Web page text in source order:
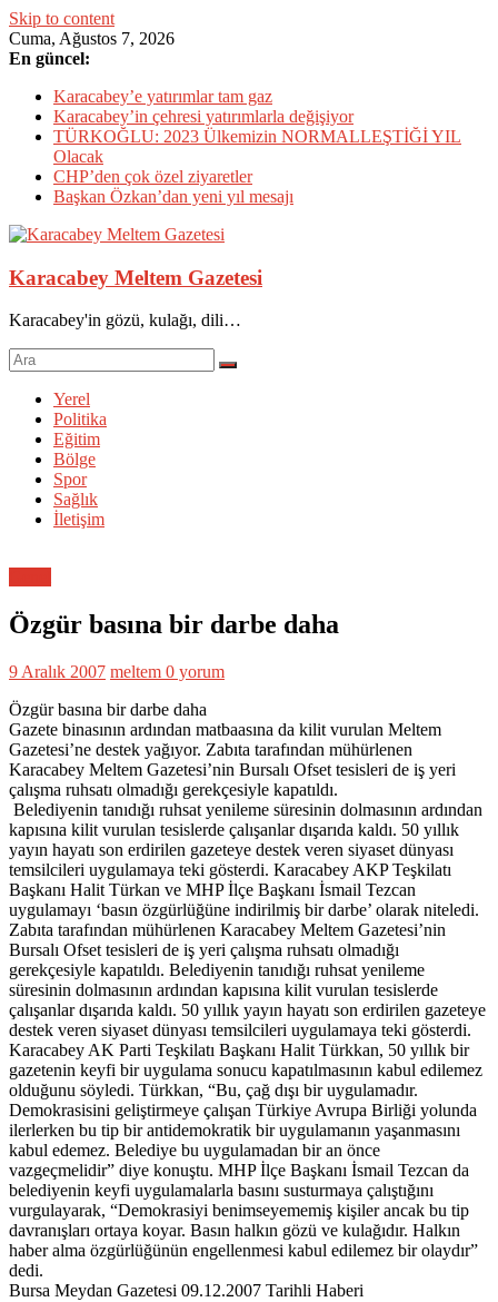
Skip to content
Cuma, Ağustos 7, 2026
En güncel:
Karacabey’e yatırımlar tam gaz
Karacabey’in çehresi yatırımlarla değişiyor
TÜRKOĞLU: 2023 Ülkemizin NORMALLEŞTİĞİ YIL
Olacak
CHP’den çok özel ziyaretler
Başkan Özkan’dan yeni yıl mesajı
Karacabey Meltem Gazetesi
Karacabey'in gözü, kulağı, dili…
Yerel
Politika
Eğitim
Bölge
Spor
Sağlık
İletişim
Özgür basına bir darbe daha
9 Aralık 2007 meltem 0 yorum
Özgür basına bir darbe daha
Gazete binasının ardından matbaasına da kilit vurulan Meltem
Gazetesi’ne destek yağıyor. Zabıta tarafından mühürlenen
Karacabey Meltem Gazetesi’nin Bursalı Ofset tesisleri de iş yeri
çalışma ruhsatı olmadığı gerekçesiyle kapatıldı.
Belediyenin tanıdığı ruhsat yenileme süresinin dolmasının ardından
kapısına kilit vurulan tesislerde çalışanlar dışarıda kaldı. 50 yıllık
yayın hayatı son erdirilen gazeteye destek veren siyaset dünyası
temsilcileri uygulamaya teki gösterdi. Karacabey AKP Teşkilatı
Başkanı Halit Türkan ve MHP İlçe Başkanı İsmail Tezcan
uygulamayı ‘basın özgürlüğüne indirilmiş bir darbe’ olarak niteledi.
Zabıta tarafından mühürlenen Karacabey Meltem Gazetesi’nin
Bursalı Ofset tesisleri de iş yeri çalışma ruhsatı olmadığı
gerekçesiyle kapatıldı. Belediyenin tanıdığı ruhsat yenileme
süresinin dolmasının ardından kapısına kilit vurulan tesislerde
çalışanlar dışarıda kaldı. 50 yıllık yayın hayatı son erdirilen gazeteye
destek veren siyaset dünyası temsilcileri uygulamaya teki gösterdi.
Karacabey AK Parti Teşkilatı Başkanı Halit Türkkan, 50 yıllık bir
gazetenin keyfi bir uygulama sonucu kapatılmasının kabul edilemez
olduğunu söyledi. Türkkan, “Bu, çağ dışı bir uygulamadır.
Demokrasisini geliştirmeye çalışan Türkiye Avrupa Birliği yolunda
ilerlerken bu tip bir antidemokratik bir uygulamanın yaşanmasını
kabul edemez. Belediye bu uygulamadan bir an önce
vazgeçmelidir” diye konuştu. MHP İlçe Başkanı İsmail Tezcan da
belediyenin keyfi uygulamalarla basını susturmaya çalıştığını
vurgulayarak, “Demokrasiyi benimseyememiş kişiler ancak bu tip
davranışları ortaya koyar. Basın halkın gözü ve kulağıdır. Halkın
haber alma özgürlüğünün engellenmesi kabul edilemez bir olaydır”
dedi.
Bursa Meydan Gazetesi 09.12.2007 Tarihli Haberi